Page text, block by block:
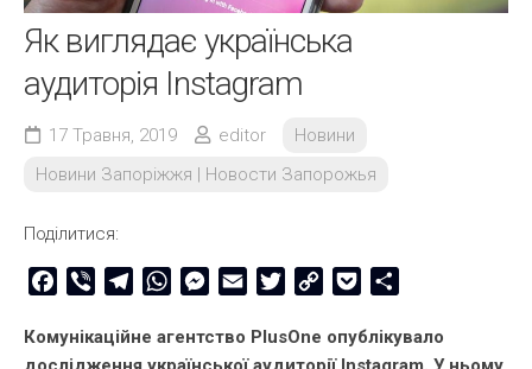
Як виглядає українська
аудиторія Instagram
17 Травня, 2019 editor
Новини
Новини Запоріжжя | Новости Запорожья
Поділитися:
Facebook
Viber TelegramWhatsAppMessenger
Email TwitterCopy
Pocket
Комунікаційне агентство PlusOne опублікувало